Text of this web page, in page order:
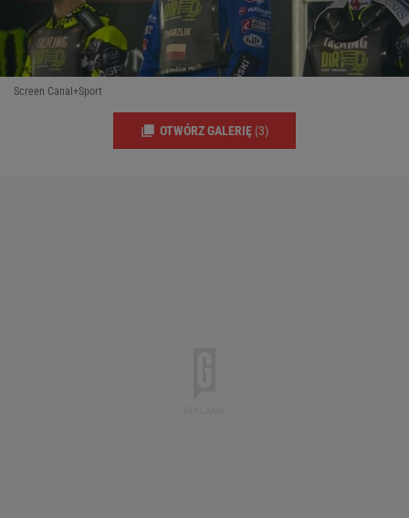
Screen Canal+Sport
OTWÓRZ GALERIĘ (3)